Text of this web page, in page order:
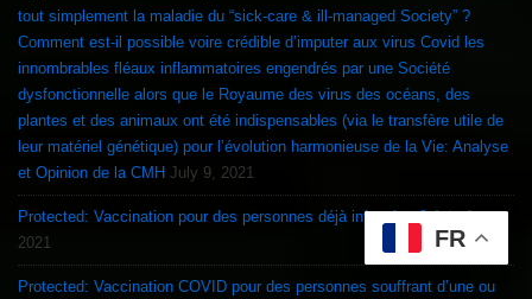
tout simplement la maladie du “sick-care & ill-managed Society” ?
Comment est-il possible voire crédible d’imputer aux virus Covid les
innombrables fléaux inflammatoires engendrés par une Société
dysfonctionnelle alors que le Royaume des virus des océans, des
plantes et des animaux ont été indispensables (via le transfère utile de
leur matériel génétique) pour l’évolution harmonieuse de la Vie: Analyse
et Opinion de la CMH July 9, 2021
Protected: Vaccination pour des personnes déjà infectées ? July 9,
2021
Protected: Vaccination COVID pour des personnes souffrant d’une ou
FR